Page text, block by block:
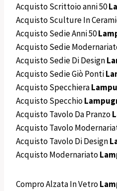
Acquisto Scrittoio anni 50
Acquisto Sculture In
Acquisto Sedie Anni 50
Acquisto Sedie
Acquisto Sedie Di Design
Acquisto Sedie Giò Ponti
Acquisto Specchiera
Acquisto Specchio
Acquisto Tavolo Da Pranzo
Acquisto Tavolo
Acquisto Tavolo Di Design
Acquisto Modernariato
Compro Alzata In Vetro